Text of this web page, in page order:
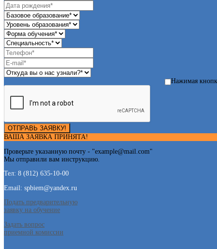
Нажимая
ОТПРАВЬ ЗАЯВКУ!
ВАША ЗАЯВКА ПРИНЯТА!
Проверьте указанную почту - "example@mail.com"
Мы отправили вам инструкцию.
Тел: 8 (812) 635-10-00
Email: spbiem@yandex.ru
Подать предварительную
заявку на обучение
Задать вопрос
приемной комиссии